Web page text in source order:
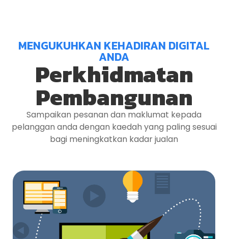
MENGUKUHKAN KEHADIRAN DIGITAL
ANDA
Perkhidmatan
Pembangunan
Sampaikan pesanan dan maklumat kepada
pelanggan anda dengan kaedah yang paling sesuai
bagi meningkatkan kadar jualan